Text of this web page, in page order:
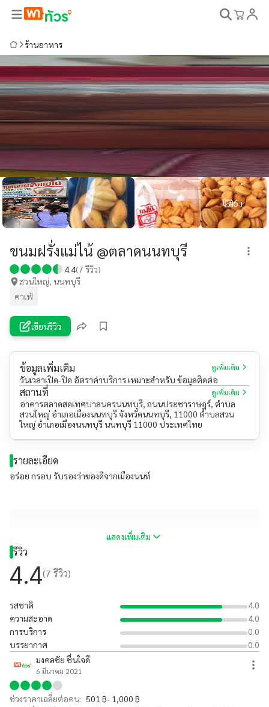
ร้านอาหาร
6+
ขนมฝรั่งแม่ไน้ @ตลาดนนทบุรี
4.4(7 รีวิว)
สวนใหญ่, นนทบุรี
คาเฟ่
เขียนรีวิว
ข้อมูลเพิ่มเติม ดูเพิ่มเติม
วันเวลาเปิด-ปิด อัตราค่าบริการ เหมาะสำหรับ ข้อมูลติดต่อ
สถานที่ ดูเพิ่มเติม
อาคารตลาดสดเทศบาลนครนนทบุรี, ถนนประชาราษฎร์, ตำบล
สวนใหญ่ อำเภอเมืองนนทบุรี จังหวัดนนทบุรี, 11000 ตำบลสวน
ใหญ่ อำเภอเมืองนนทบุรี นนทบุรี 11000 ประเทศไทย
รายละเอียด
อร่อย กรอบ รับรองว่าของดีจากเมืองนนท์
แสดงเพิ่มเติม
รีวิว
4.4(7 รีวิว)
รสชาติ
4.0
ความสะอาด
4.0
การบริการ
0.0
บรรยากาศ
0.0
มงคลชัย ชื่นใจดี
6 มีนาคม 2021
ช่วงราคาเฉลี่ยต่อคน: 501 ฿- 1,000 ฿